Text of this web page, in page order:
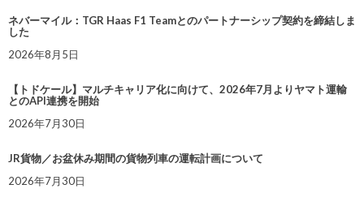
ネバーマイル：TGR Haas F1 Teamとのパートナーシップ契約を締結しま
した
2026年8月5日
【トドケール】マルチキャリア化に向けて、2026年7月よりヤマト運輸
とのAPI連携を開始
2026年7月30日
JR貨物／お盆休み期間の貨物列車の運転計画について
2026年7月30日